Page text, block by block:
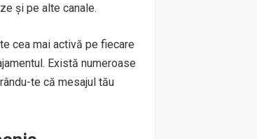
și pe alte canale.
cea mai activă pe fiecare
Există numeroase
te că mesajul tău